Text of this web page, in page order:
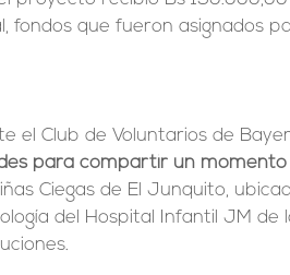
fondos que fueron asignados
el Club de Voluntarios de
para compartir un momento
Ciegas de El Junquito,
del Hospital Infantil JM de